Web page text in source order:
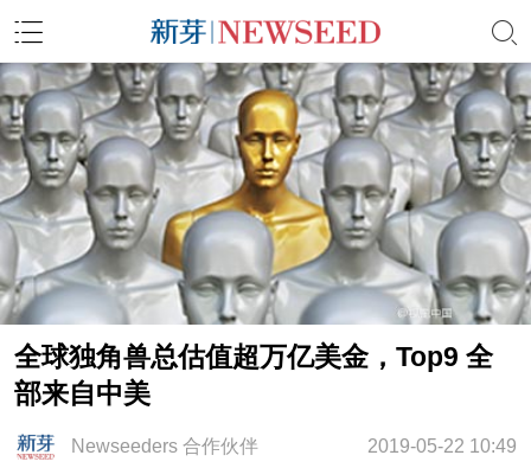
全球独角兽总估值超万亿美金，Top9 全
部来自中美
2019-05-22 10:49
Newseeders 合作伙伴